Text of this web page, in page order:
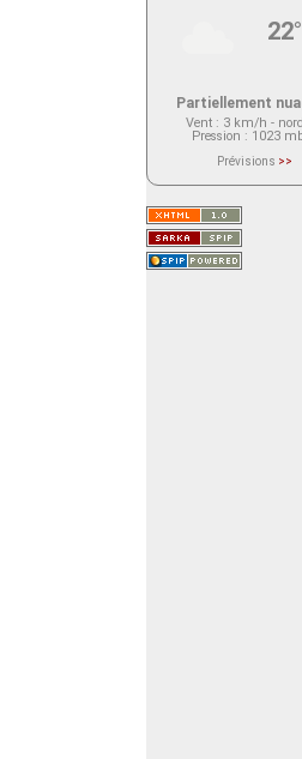
Partiellement
Vent: 3 km/h -
Pression : 1023
Prévisions >>
actuellement aucune
Saint-Nom.
Veuillez consulter le
service ci-dessous.
(401 - Invalid API key. Please
https://openweathermap.org/